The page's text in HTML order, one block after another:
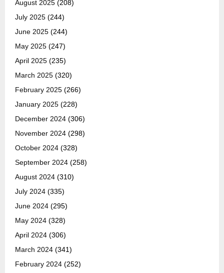
August 2025 (208)
July 2025 (244)
June 2025 (244)
May 2025 (247)
April 2025 (235)
March 2025 (320)
February 2025 (266)
January 2025 (228)
December 2024 (306)
November 2024 (298)
October 2024 (328)
September 2024 (258)
August 2024 (310)
July 2024 (335)
June 2024 (295)
May 2024 (328)
April 2024 (306)
March 2024 (341)
February 2024 (252)